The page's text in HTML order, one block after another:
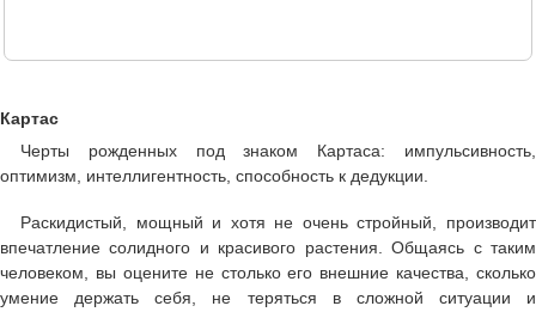
Картас
Черты рожденных под знаком Картаса: импульсивность,
оптимизм, интеллигентность, способность к дедукции.
Раскидистый, мощный и хотя не очень стройный, производит
впечатление солидного и красивого растения. Общаясь с таким
человеком, вы оцените не столько его внешние качества, сколько
умение держать себя, не теряться в сложной ситуации и